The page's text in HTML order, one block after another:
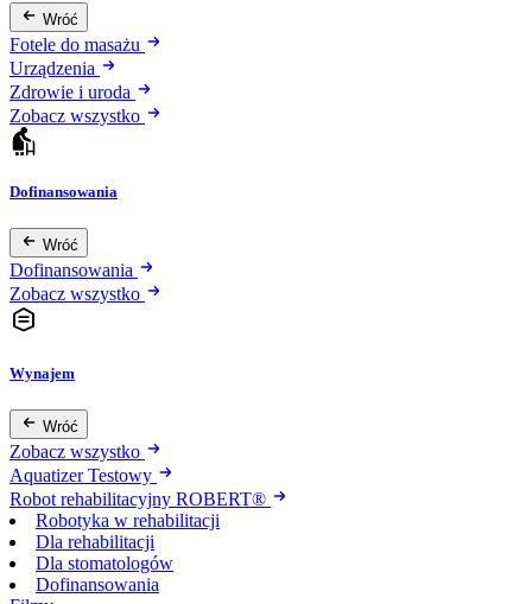
Wróć
Fotele do masażu
Urządzenia
Zdrowie i uroda
Zobacz wszystko
Dofinansowania
Wróć
Dofinansowania
Zobacz wszystko
Wynajem
Wróć
Zobacz wszystko
Aquatizer Testowy
Robot rehabilitacyjny ROBERT®
Robotyka w rehabilitacji
Dla rehabilitacji
Dla stomatologów
Dofinansowania